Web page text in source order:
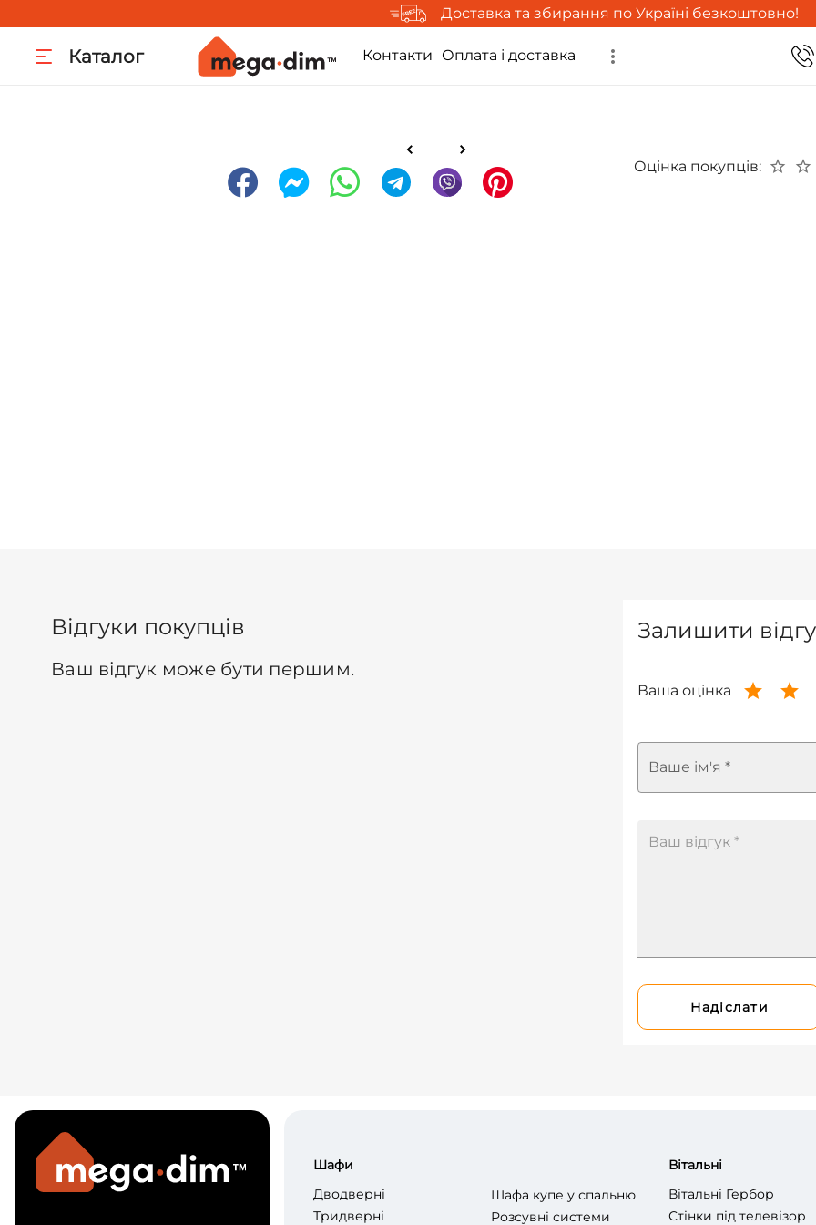
Доставка та збирання по Україні безкоштовно!
Каталог Контакти Оплата і доставка
Оцінка покупців:
Відгуки покупців
Ваш відгук може бути першим.
Залишити
Ваша оцінка
Ваше ім'я *
Надіслати
Шафи
Дводверні
Тридверні
Шафа купе у спальню
Розсувні системи
Вітальні
Вітальні Гербор
Стінки під телевізор